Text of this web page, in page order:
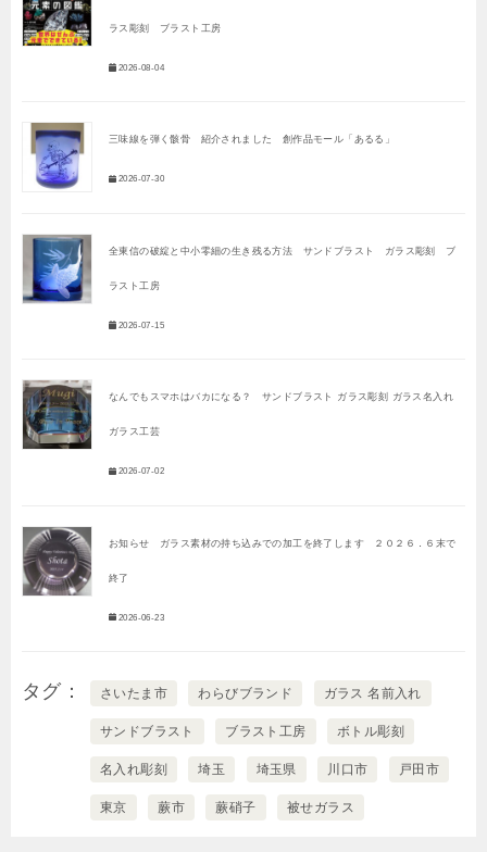
ラス彫刻 ブラスト工房
2026-08-04
三味線を弾く骸骨 紹介されました 創作品モール「あるる」
2026-07-30
全東信の破綻と中小零細の生き残る方法 サンドブラスト ガラス彫刻 ブ
ラスト工房
2026-07-15
なんでもスマホはバカになる？ サンドブラスト ガラス彫刻 ガラス名入れ
ガラス工芸
2026-07-02
お知らせ ガラス素材の持ち込みでの加工を終了します ２０２６．６末で
終了
2026-06-23
タグ さいたま市 わらびブランド ガラス 名前入れ
サンドブラスト ブラスト工房 ボトル彫刻
名入れ彫刻 埼玉 埼玉県 川口市 戸田市
東京 蕨市 蕨硝子 被せガラス